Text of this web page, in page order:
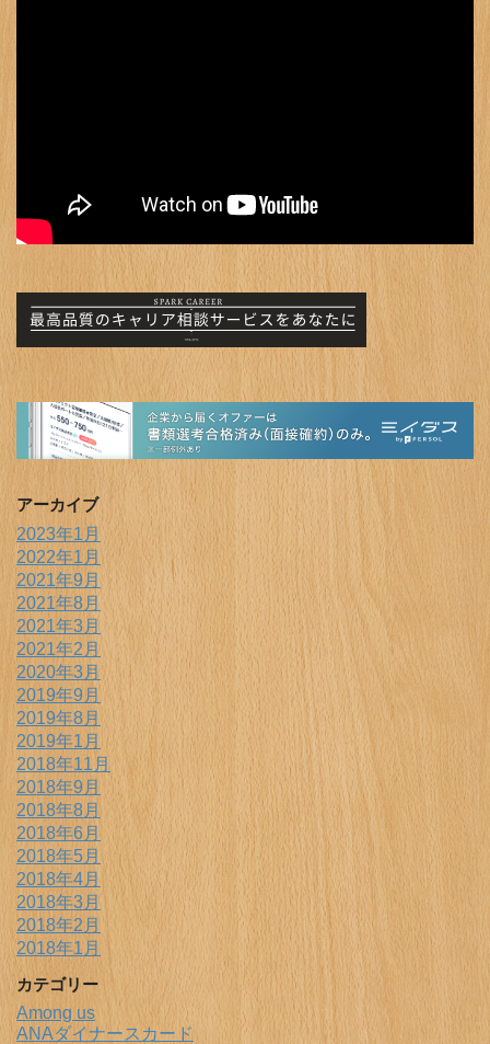
アーカイブ
2023年1月
2022年1月
2021年9月
2021年8月
2021年3月
2021年2月
2020年3月
2019年9月
2019年8月
2019年1月
2018年11月
2018年9月
2018年8月
2018年6月
2018年5月
2018年4月
2018年3月
2018年2月
2018年1月
カテゴリー
Among us
ANAダイナースカード